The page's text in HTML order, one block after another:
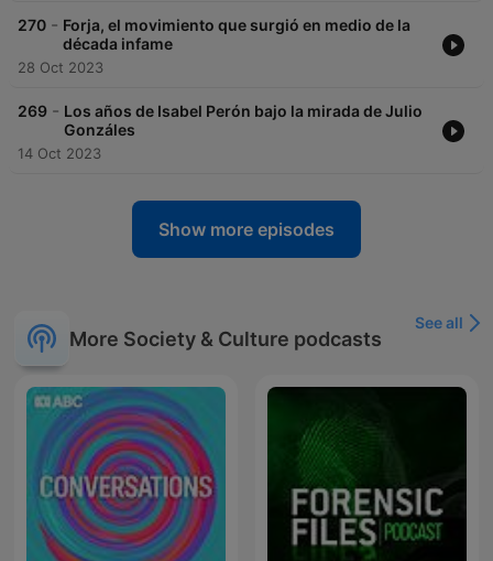
270 - Forja, el movimiento que surgió en medio de la
década infame
28 Oct 2023
269 - Los años de Isabel Perón bajo la mirada de Julio
Gonzáles
14 Oct 2023
Show more episodes
More Society & Culture podcasts
See all